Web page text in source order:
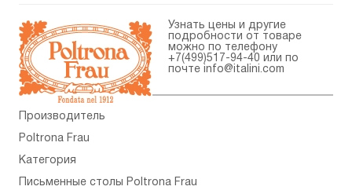
Узнать цены и другие
подробности от товаре
можно по телефону
+7(499)517-94-40 или по
почте
info@italini.com
Производитель
Poltrona Frau
Категория
Письменные столы Poltrona Frau